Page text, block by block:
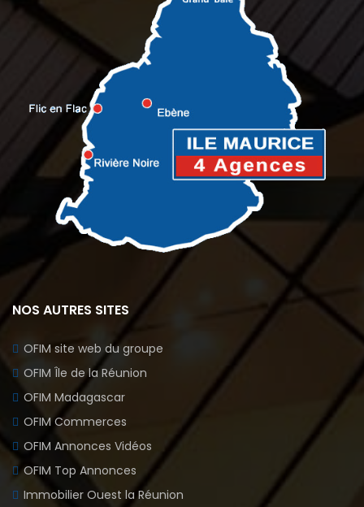
NOS AUTRES SITES
OFIM site web du groupe
OFIM Île de la Réunion
OFIM Madagascar
OFIM Commerces
OFIM Annonces Vidéos
OFIM Top Annonces
Immobilier Ouest la Réunion